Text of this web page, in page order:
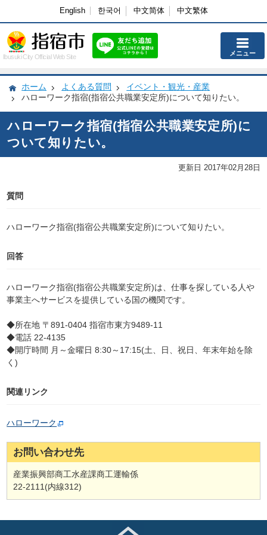
English 한국어 中文简体 中文繁体
Ibusuki City Official Web Site メニュー
ホーム よくある質問
イベント・観光・産業
ハローワーク指宿(指宿公共職業安定所)について知りたい。
ハローワーク指宿(指宿公共職業安定所)に
ついて知りたい。
更新日 2017年02月28日
質問
ハローワーク指宿(指宿公共職業安定所)について知りたい。
回答
ハローワーク指宿(指宿公共職業安定所)は、仕事を探している人や
事業主へサービスを提供している国の機関です。
◆所在地 〒891‐0404 指宿市東方9489-11
◆電話 22-4135
◆開庁時間 月～金曜日 8:30～17:15(土、日、祝日、年末年始を除
く)
関連リンク
ハローワーク
お問い合わせ先
産業振興部商工水産課商工運輸係
22-2111(内線312)